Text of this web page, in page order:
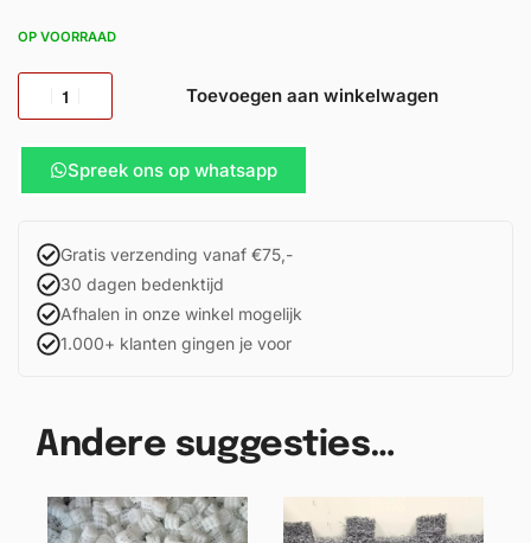
OP VOORRAAD
Toevoegen aan winkelwagen
Spreek ons op whatsapp
Gratis verzending vanaf €75,-
30 dagen bedenktijd
Afhalen in onze winkel mogelijk
1.000+ klanten gingen je voor
Andere suggesties…